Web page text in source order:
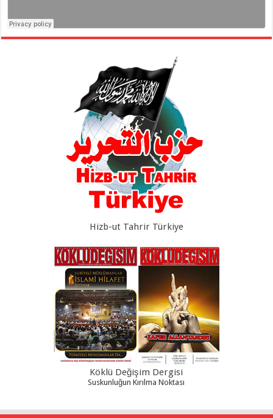
Hizb-ut Tahrir Türkiye
Köklü Değişim Dergisi
Suskunluğun Kırılma Noktası